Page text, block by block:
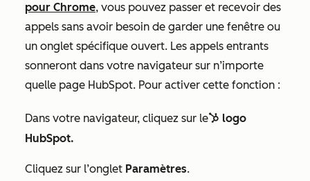
pour Chrome, vous pouvez passer et recevoir des
appels sans avoir besoin de garder une fenêtre ou
un onglet spécifique ouvert. Les appels entrants
sonneront dans votre navigateur sur n’importe
quelle page HubSpot. Pour activer cette fonction :
Dans votre navigateur, cliquez sur le sprocketIcon logo
HubSpot.
Cliquez sur l’onglet Paramètres.